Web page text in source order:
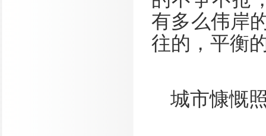
有多么伟岸
往的，平衡
城市慷慨